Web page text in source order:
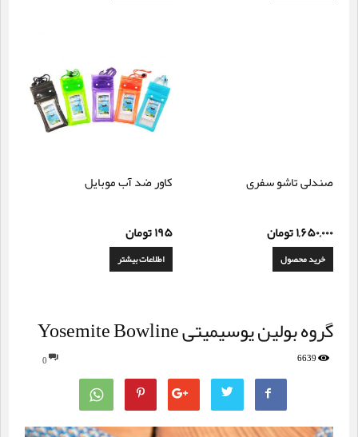
صندلی تاشو سفری
۱,۶۵۰,۰۰۰تومان
خرید محصول
کاور ضد آب موبایل
۱۹۵تومان
اطلاعات بیشتر
گروه بولین یوسیمیتی Yosemite Bowline
0 6639